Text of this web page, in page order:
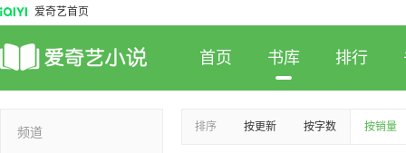
爱奇艺首页
首页 书库 排行
频道
排序 按更新 按字数 按销量